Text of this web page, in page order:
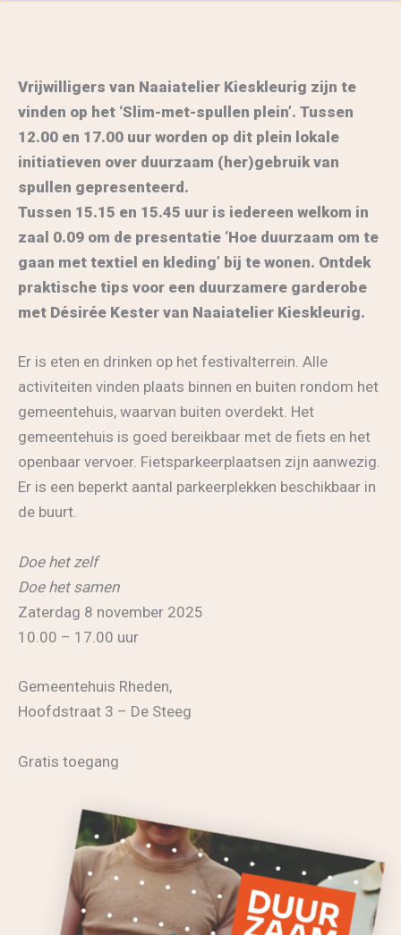
Vrijwilligers van Naaiatelier Kieskleurig zijn te
vinden op het ‘Slim-met-spullen plein’. Tussen
12.00 en 17.00 uur worden op dit plein lokale
initiatieven over duurzaam (her)gebruik van
spullen gepresenteerd.
Tussen 15.15 en 15.45 uur is iedereen welkom in
zaal 0.09 om de presentatie ‘Hoe duurzaam om te
gaan met textiel en kleding’ bij te wonen. Ontdek
praktische tips voor een duurzamere garderobe
met Désirée Kester van Naaiatelier Kieskleurig.
Er is eten en drinken op het festivalterrein. Alle
activiteiten vinden plaats binnen en buiten rondom het
gemeentehuis, waarvan buiten overdekt. Het
gemeentehuis is goed bereikbaar met de fiets en het
openbaar vervoer. Fietsparkeerplaatsen zijn aanwezig.
Er is een beperkt aantal parkeerplekken beschikbaar in
de buurt.
Doe het zelf
Doe het samen
Zaterdag 8 november 2025
10.00 – 17.00 uur
Gemeentehuis Rheden,
Hoofdstraat 3 – De Steeg
Gratis toegang